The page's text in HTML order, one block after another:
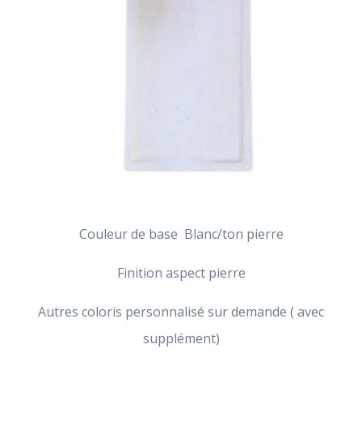
Couleur de base Blanc/ton pierre
Finition aspect pierre
Autres coloris personnalisé sur demande ( avec
supplément)